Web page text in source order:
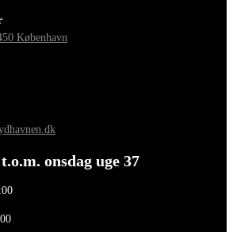
København
onsdag uge 37